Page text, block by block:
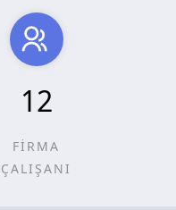
12
FİRMA
ÇALIŞANI